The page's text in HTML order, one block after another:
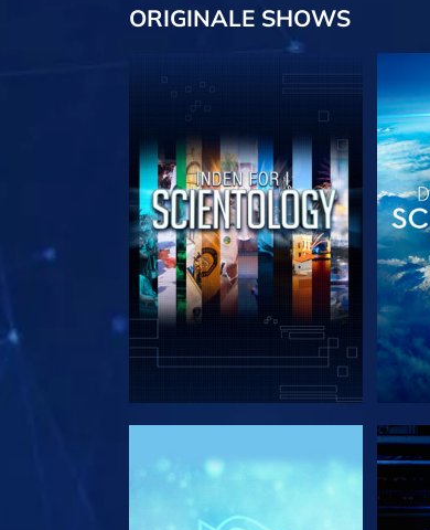
ORIGINALE SHOWS
UDFORSK SERIEN